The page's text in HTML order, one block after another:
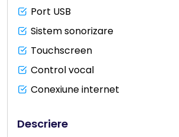
Port USB
Sistem sonorizare
Touchscreen
Control vocal
Conexiune internet
Descriere